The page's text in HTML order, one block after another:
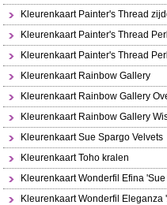
Kleurenkaart Painter's Thread
Kleurenkaart Painter's Thread
Kleurenkaart Painter's Thread
Kleurenkaart Rainbow Gallery
Kleurenkaart Rainbow Gallery
Kleurenkaart Rainbow Gallery
Kleurenkaart Sue Spargo Velvets
Kleurenkaart Toho kralen
Kleurenkaart Wonderfil Efina
Kleurenkaart Wonderfil Eleganza